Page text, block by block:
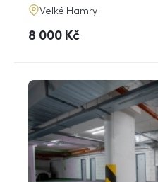
adresa
Velké Hamry
cena
8 000 Kč